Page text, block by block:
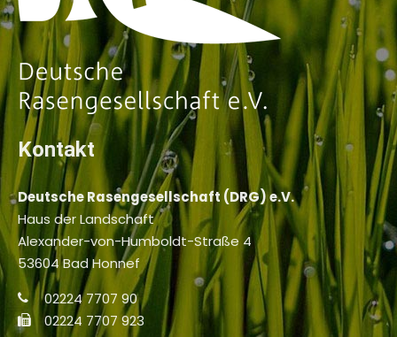
Kontakt
Deutsche Rasengesellschaft (DRG) e.V.
Haus der Landschaft
Alexander-von-Humboldt-Straße 4
53604 Bad Honnef
02224 7707 90
02224 7707 923